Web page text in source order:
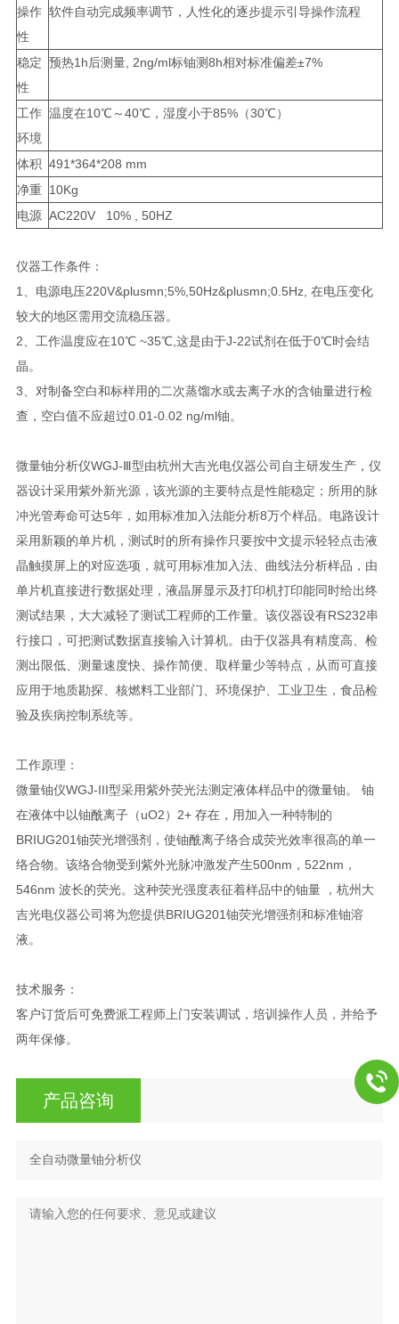
操作
性
软件自动完成频率调节，人性化的逐步提示引导操作流程
稳定
性
预热1h后测量, 2ng/ml标铀测8h相对标准偏差±7%
工作
环境
温度在10℃～40℃，湿度小于85%（30℃）
体积 491*364*208 mm
净重 10Kg
电源 AC220V 10% , 50HZ
仪器工作条件：
1、电源电压220V&plusmn;5%,50Hz&plusmn;0.5Hz, 在电压变化
较大的地区需用交流稳压器。
2、工作温度应在10℃ ~35℃,这是由于J-22试剂在低于0℃时会结
晶。
3、对制备空白和标样用的二次蒸馏水或去离子水的含铀量进行检
查，空白值不应超过0.01-0.02 ng/ml铀。
微量铀分析仪WGJ-Ⅲ型由杭州大吉光电仪器公司自主研发生产，仪
器设计采用紫外新光源，该光源的主要特点是性能稳定；所用的脉
冲光管寿命可达5年，如用标准加入法能分析8万个样品。电路设计
采用新颖的单片机，测试时的所有操作只要按中文提示轻轻点击液
晶触摸屏上的对应选项，就可用标准加入法、曲线法分析样品，由
单片机直接进行数据处理，液晶屏显示及打印机打印能同时给出终
测试结果，大大减轻了测试工程师的工作量。该仪器设有RS232串
行接口，可把测试数据直接输入计算机。由于仪器具有精度高、检
测出限低、测量速度快、操作简便、取样量少等特点，从而可直接
应用于地质勘探、核燃料工业部门、环境保护、工业卫生，食品检
验及疾病控制系统等。
工作原理：
微量铀仪WGJ-III型采用紫外荧光法测定液体样品中的微量铀。 铀
在液体中以铀酰离子（uO2）2+ 存在，用加入一种特制的
BRIUG201铀荧光增强剂，使铀酰离子络合成荧光效率很高的单一
络合物。该络合物受到紫外光脉冲激发产生500nm，522nm，
546nm 波长的荧光。这种荧光强度表征着样品中的铀量 ，杭州大
吉光电仪器公司将为您提供BRIUG201铀荧光增强剂和标准铀溶
液。
技术服务：
客户订货后可免费派工程师上门安装调试，培训操作人员，并给予
两年保修。
产品咨询